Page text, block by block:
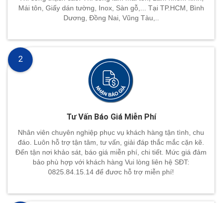
Mái tôn, Giấy dán tường, Inox, Sàn gỗ,... Tại TP.HCM, Bình
Dương, Đồng Nai, Vũng Tàu,..
Tư Vấn Báo Giá Miễn Phí
Nhân viên chuyên nghiệp phục vụ khách hàng tận tình, chu
đáo. Luôn hỗ trợ tận tâm, tư vấn, giải đáp thắc mắc cặn kẽ.
Đến tận nơi khảo sát, báo giá miễn phí, chi tiết. Mức giá đảm
bảo phù hợp với khách hàng Vui lòng liên hệ SĐT:
0825.84.15.14 để đươc hỗ trợ miễn phí!
2